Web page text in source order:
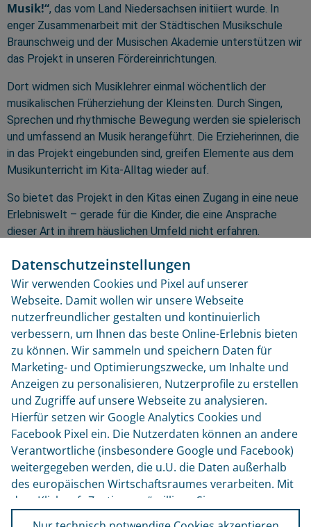
Musik!“, das vom Land Niedersachsen initiiert wurde. In
enger Zusammenarbeit mit der Städtischen Musikschule
Braunschweig und der Musischen Akademie unterstützen wir
das Projekt in unseren Fördereinrichtungen.
Dort widmen sich Musiklehrer einmal wöchentlich der
musikalischen Früherziehung der Kleinsten. Durch Singen,
Sprechen und rhythmische Bewegung werden sie spielerisch
und umfassend an Musik herangeführt. Die Erzieherinnen, die
in das Projekt eingebunden sind, greifen Elemente aus dem
Musikunterricht im Kita-Alltag wieder auf.
So bietet das Projekt in den Kitas einen Zugang in eine neue
Erlebniswelt – gerade für die Kinder, die eine Ansprache
dieser Art in ihrem häuslichen Umfeld nicht erfahren.
Teilnehmende Fördereinrichtungen: KiFaZ Muldeweg, Kita
Recknitzstraße, Kita Madamenweg
TELEFON +49 171 886 8751
Unternehmensseite
email: info@www.skibs.de
STIFTUNG – UNSERE KINDER IN
BRAUNSCHWEIG
c/o Volkswagen Financial Services AG
Gifhorner Straße 57
Datenschutzeinstellungen
Wir verwenden Cookies und Pixel auf unserer
Webseite. Damit wollen wir unsere Webseite
nutzerfreundlicher gestalten und kontinuierlich
verbessern, um Ihnen das beste Online-Erlebnis bieten
zu können. Wir sammeln und speichern Daten für
Marketing- und Optimierungszwecke, um Inhalte und
Anzeigen zu personalisieren, Nutzerprofile zu erstellen
und Zugriffe auf unsere Webseite zu analysieren.
Hierfür setzen wir Google Analytics Cookies und
Facebook Pixel ein. Die Nutzerdaten können an andere
Verantwortliche (insbesondere Google und Facebook)
weitergegeben werden, die u.U. die Daten außerhalb
des europäischen Wirtschaftsraumes verarbeiten. Mit
dem Klick auf „Zustimmen“ willigen Sie zur
Datenverarbeitung durch alle Cookies und Pixel für die